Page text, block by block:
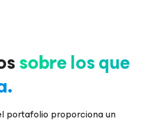
sobre los que
portafolio proporciona un